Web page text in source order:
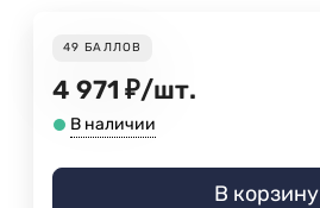
49 БАЛЛОВ
4 971 ₽/шт.
В наличии
В корзину